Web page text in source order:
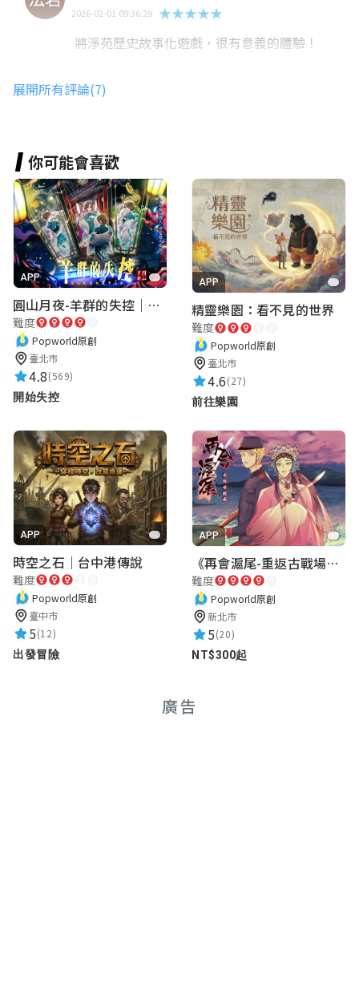
2026-02-01 09:36:29 ★★★★★
將淨苑歷史故事化遊戲，很有意義的體驗！
劉怡琪
巴拉巴拉~~
劉怡欣
2026-01-25 16:18:38 ★★★★★
巴拉巴拉
Sarah Lin
★★★★★
李宗阿育
2026-02-17 09:27:13 ★★★★★
Jenny FC Hu
2026-01-24 23:43:46 ★★★★★
展開所有評論(7)
你可能會喜歡
APP
圓山月夜-羊群的失控｜圓山飯店 ARG實境解謎遊戲
難度
Popworld原創
臺北市
4.8(569)
開始失控
APP
精靈樂園：看不見的世界
難度
Popworld原創
臺北市
4.6(27)
前往樂園
APP
時空之石｜台中港傳說
難度
Popworld原創
臺中市
5(12)
出發冒險
APP
《再會滬尾-重返古戰場》｜淡水老街實境遊戲｜實體遊戲盒
難度
Popworld原創
新北市
5(20)
NT$300起
廣告